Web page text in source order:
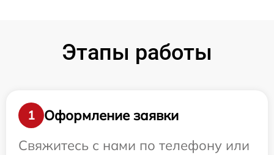
Этапы работы
1
Оформление заявки
Свяжитесь с нами по телефону или